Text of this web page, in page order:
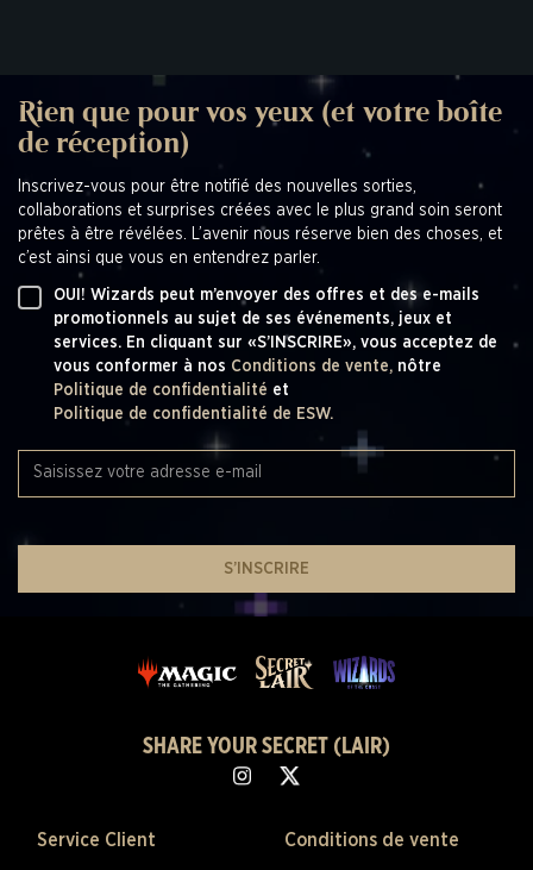
Rien que pour vos yeux (et votre boîte
de réception)
Inscrivez-vous pour être notifié des nouvelles sorties,
collaborations et surprises créées avec le plus grand soin seront
prêtes à être révélées. L’avenir nous réserve bien des choses, et
c’est ainsi que vous en entendrez parler.
OUI! Wizards peut m’envoyer des offres et des e-mails
promotionnels au sujet de ses événements, jeux et
services. En cliquant sur «S’INSCRIRE», vous acceptez de
vous conformer à nos Conditions de vente, nôtre
Politique de confidentialité et
Politique de confidentialité de ESW.
S’INSCRIRE
SHARE YOUR SECRET (LAIR)
Service Client Conditions de vente